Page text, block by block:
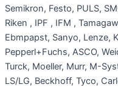
Semikron, Festo, PULS,
Riken , IPF , IFM ,
Ebmpapst, Sanyo, Lenze,
Pepperl+Fuchs, ASCO,
Turck, Moeller, Murr, M-
LS/LG, Beckhoff, Tyco,